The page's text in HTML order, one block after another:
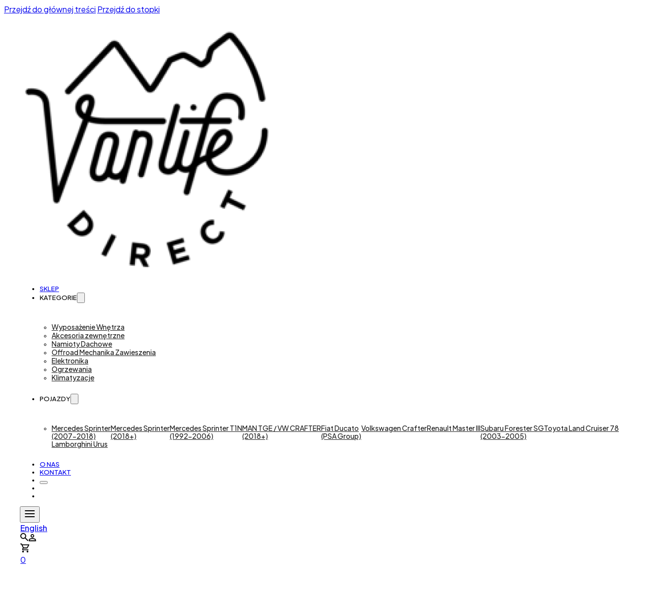
Przejdź do głównej treści Przejdź do stopki
SKLEP
KATEGORIE
Wyposażenie Wnętrza
Akcesoria zewnętrzne
Namioty Dachowe
Offroad Mechanika Zawieszenia
Elektronika
Ogrzewania
Klimatyzacje
POJAZDY
Mercedes Sprinter
(2007-2018)
Mercedes Sprinter
(2018+)
Mercedes Sprinter T1N
(1992-2006)
MAN TGE / VW CRAFTER
(2018+)
Fiat Ducato
(PSA Group)
Volkswagen CrafterRenault Master IIISubaru Forester SG
(2003-2005)
Toyota Land Cruiser 78
Lamborghini Urus
O NAS
KONTAKT
English
0